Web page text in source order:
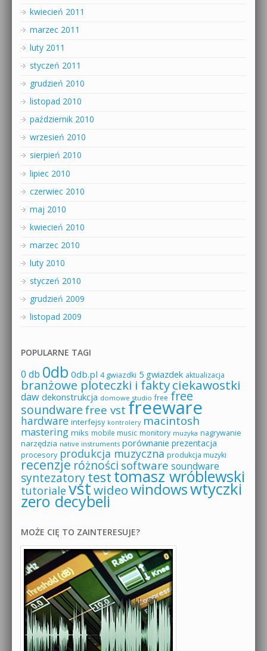
kwiecień 2011
marzec 2011
luty 2011
styczeń 2011
grudzień 2010
listopad 2010
październik 2010
wrzesień 2010
sierpień 2010
lipiec 2010
czerwiec 2010
maj 2010
kwiecień 2010
marzec 2010
luty 2010
styczeń 2010
grudzień 2009
listopad 2009
POPULARNE TAGI
0 db 0db 0db.pl 4 gwiazdki 5 gwiazdek aktualizacja
branżowe ploteczki i faktyciekawostki
daw dekonstrukcja domowe studio free free
soundware free vst freeware
hardware interfejsy kontrolery macintosh
mastering miks mobile music monitory muzyka nagrywanie
narzędzia native instruments porównanie prezentacja
procesory produkcja muzyczna produkcja muzyki
recenzje różności software soundware
syntezatorytesttomasz wróblewski
tutoriale vstwideowindowswtyczki
zero decybeli
MOŻE CIĘ TO ZAINTERESUJE?